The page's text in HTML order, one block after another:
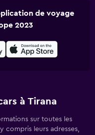
de voyage
2023
à Tirana
sur toutes les
compris leurs adresses,